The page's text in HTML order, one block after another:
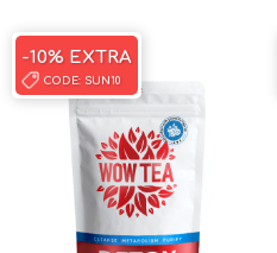
-10% EXTRA
CODE: SUN10